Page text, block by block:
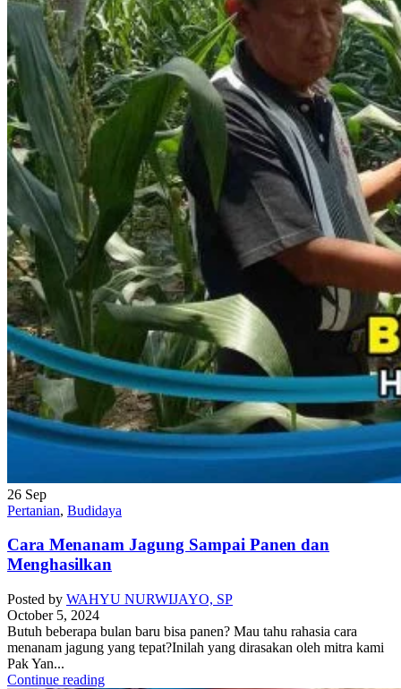
26 Sep
Pertanian, Budidaya
Cara Menanam Jagung Sampai Panen dan
Menghasilkan
Posted by WAHYU NURWIJAYO, SP
October 5, 2024
Butuh beberapa bulan baru bisa panen? Mau tahu rahasia cara
menanam jagung yang tepat?Inilah yang dirasakan oleh mitra kami
Pak Yan...
Continue reading